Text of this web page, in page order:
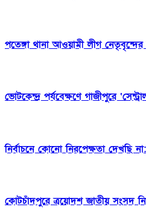
পতেঙ্গা থানা আওয়ামী লীগ
ভোটকেন্দ্র পর্যবেক্ষণে গাজীপুরে
নির্বাচনে কোনো নিরপেক্ষতা দেখছি
কোটচাঁদপুরে ত্রয়োদশ জাতীয় সংসদ